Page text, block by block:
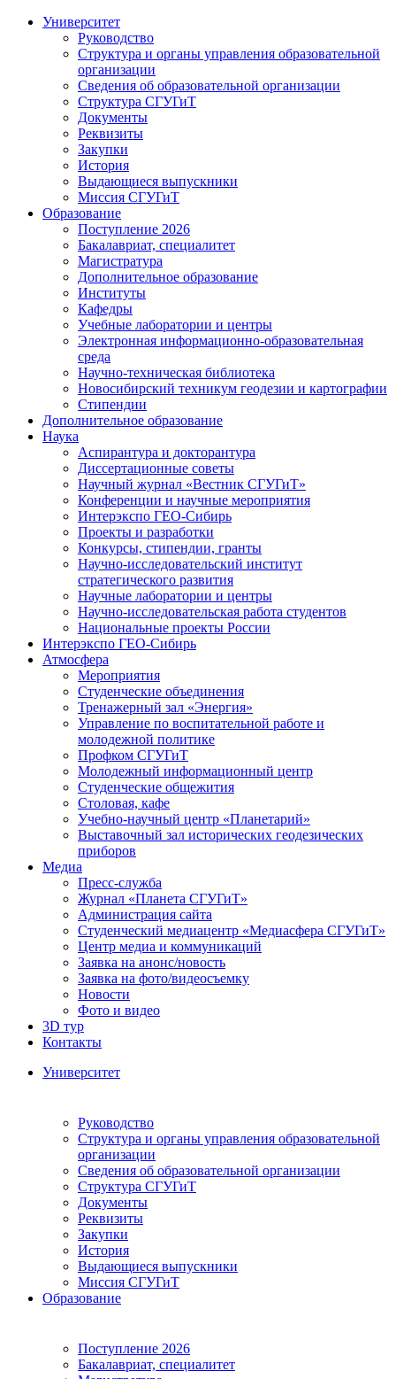
Университет
Руководство
Структура и органы управления образовательной
организации
Сведения об образовательной организации
Структура СГУГиТ
Документы
Реквизиты
Закупки
История
Выдающиеся выпускники
Миссия СГУГиТ
Образование
Поступление 2026
Бакалавриат, специалитет
Магистратура
Дополнительное образование
Институты
Кафедры
Учебные лаборатории и центры
Электронная информационно-образовательная
среда
Научно-техническая библиотека
Новосибирский техникум геодезии и картографии
Стипендии
Дополнительное образование
Наука
Аспирантура и докторантура
Диссертационные советы
Научный журнал «Вестник СГУГиТ»
Конференции и научные мероприятия
Интерэкспо ГЕО-Сибирь
Проекты и разработки
Конкурсы, стипендии, гранты
Научно-исследовательский институт
стратегического развития
Научные лаборатории и центры
Научно-исследовательская работа студентов
Национальные проекты России
Интерэкспо ГЕО-Сибирь
Атмосфера
Мероприятия
Студенческие объединения
Тренажерный зал «Энергия»
Управление по воспитательной работе и
молодежной политике
Профком СГУГиТ
Молодежный информационный центр
Студенческие общежития
Столовая, кафе
Учебно-научный центр «Планетарий»
Выставочный зал исторических геодезических
приборов
Медиа
Пресс-служба
Журнал «Планета СГУГиТ»
Администрация сайта
Студенческий медиацентр «Медиасфера СГУГиТ»
Центр медиа и коммуникаций
Заявка на анонс/новость
Заявка на фото/видеосъемку
Новости
Фото и видео
3D тур
Контакты
Университет
Руководство
Структура и органы управления образовательной
организации
Сведения об образовательной организации
Структура СГУГиТ
Документы
Реквизиты
Закупки
История
Выдающиеся выпускники
Миссия СГУГиТ
Образование
Поступление 2026
Бакалавриат, специалитет